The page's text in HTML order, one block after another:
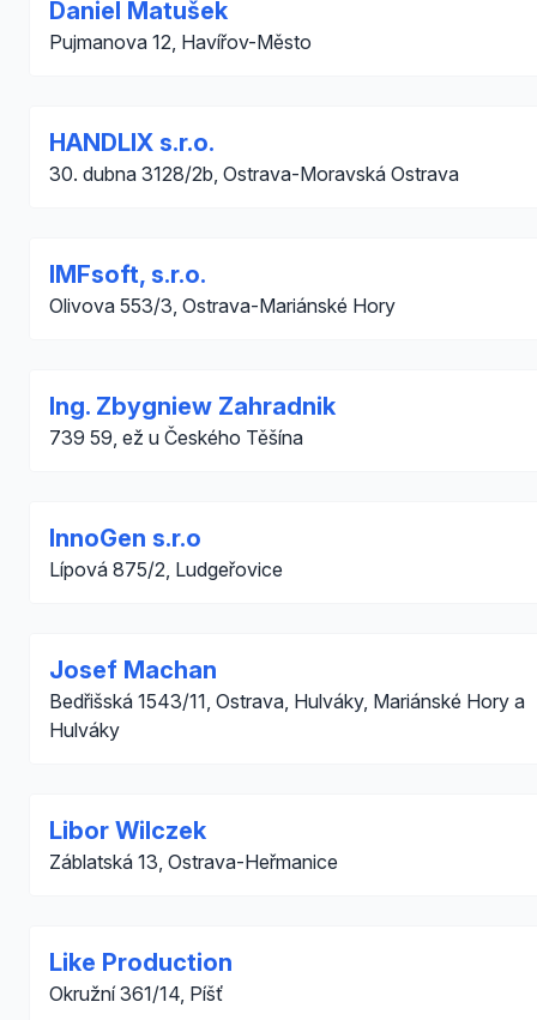
Daniel Matušek
Pujmanova 12, Havířov-Město
HANDLIX s.r.o.
30. dubna 3128/2b, Ostrava-Moravská Ostrava
IMFsoft, s.r.o.
Olivova 553/3, Ostrava-Mariánské Hory
Ing. Zbygniew Zahradnik
739 59, ež u Českého Těšína
InnoGen s.r.o
Lípová 875/2, Ludgeřovice
Josef Machan
Bedřišská 1543/11, Ostrava, Hulváky, Mariánské Hory a
Hulváky
Libor Wilczek
Záblatská 13, Ostrava-Heřmanice
Like Production
Okružní 361/14, Píšť